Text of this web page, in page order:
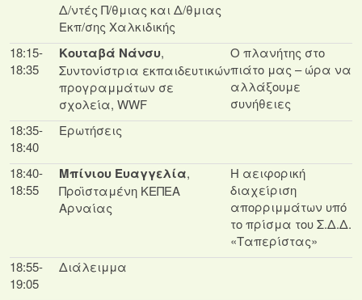
Δ/ντές Π/θμιας και Δ/θμιας
Εκπ/σης Χαλκιδικής
18:15-
18:35
Κουταβά Νάνσυ,
Συντονίστρια εκπαιδευτικών
προγραμμάτων σε
σχολεία, WWF
Ο πλανήτης στο
πιάτο μας – ώρα να
αλλάξουμε
συνήθειες
18:35-
18:40
Ερωτήσεις
18:40-
18:55
Μπίνιου Ευαγγελία,
Προϊσταμένη ΚΕΠΕΑ
Αρναίας
Η αειφορική
διαχείριση
απορριμμάτων υπό
το πρίσμα του Σ.Δ.Δ.
«Ταπερίστας»
18:55-
19:05
Διάλειμμα